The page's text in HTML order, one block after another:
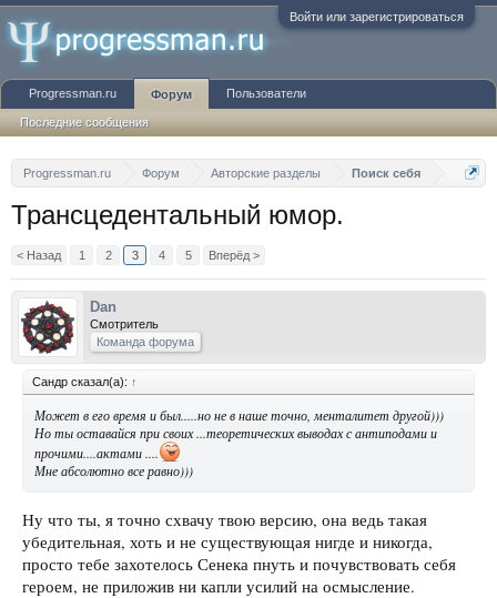
Войти или зарегистрироваться
Progressman.ru Форум Авторские разделы Поиск себя
Трансцедентальный юмор.
< Назад 1 2 3 4 5 Вперёд >
Dan
Смотритель
Команда форума
Сандр сказал(а): ↑
Может в его время и был.....но не в наше точно, менталитет другой)))
Но ты оставайся при своих ...теоретических выводах с антиподами и
прочими....актами ....
Мне абсолютно все равно)))
Ну что ты, я точно схвачу твою версию, она ведь такая
убедительная, хоть и не существующая нигде и никогда,
просто тебе захотелось Сенека пнуть и почувствовать себя
героем, не приложив ни капли усилий на осмысление.
Progressman.ru Форум
Последние сообщения
Пользователи